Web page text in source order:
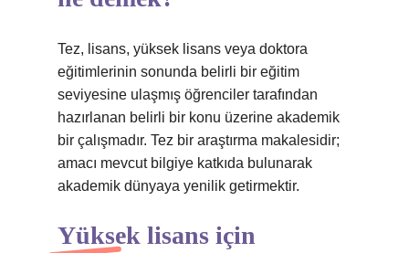
Tez, lisans, yüksek lisans veya doktora
eğitimlerinin sonunda belirli bir eğitim
seviyesine ulaşmış öğrenciler tarafından
hazırlanan belirli bir konu üzerine akademik
bir çalışmadır. Tez bir araştırma makalesidir;
amacı mevcut bilgiye katkıda bulunarak
akademik dünyaya yenilik getirmektir.
Yüksek lisans için